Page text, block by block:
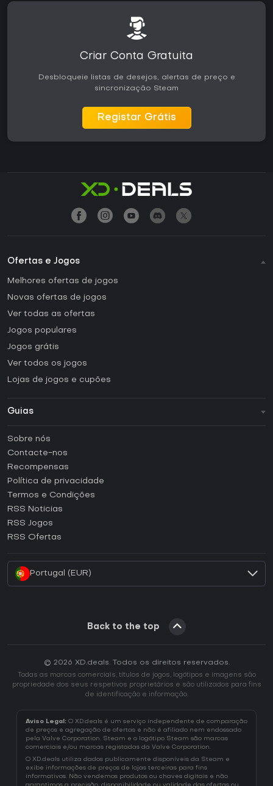
Criar Conta Gratuita
Desbloqueie listas de desejos, alertas de preço e
sincronização Steam
Registar Grátis
Ofertas e Jogos
Melhores ofertas de jogos
Novas ofertas de jogos
Ver todas as ofertas
Jogos populares
Jogos grátis
Ver todos os jogos
Lojas de jogos e cupões
Guias
Como ativar uma CD Key Steam?
Como ativar uma CD Key Epic Games?
Como ativar uma CD Key GOG?
Como ativar uma CD Key Ubisoft Connect?
Sobre nós
Contacte-nos
Recompensas
Política de privacidade
Termos e Condições
RSS Noticias
RSS Jogos
RSS Ofertas
Portugal (EUR)
Back to the top
© 2026 XD.deals. Todos os direitos reservados.
Todas as marcas comerciais, títulos de jogos, logótipos e imagens são
propriedade dos seus respetivos proprietários e são utilizados para fins
de identificação e informação.
Aviso Legal: O XD.deals é um serviço independente de comparação
de preços e agregação de ofertas e não é afiliado nem endossado
pela Valve Corporation. Steam e o logótipo Steam são marcas
comerciais e/ou marcas registadas da Valve Corporation.
O XD.deals utiliza dados publicamente disponíveis da Steam e
exibe informações de preços de lojas terceiras para fins
informativos. Não vendemos produtos ou chaves digitais e não